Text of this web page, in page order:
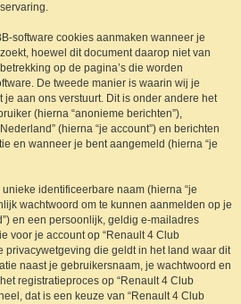
software cookies aanmaken wanneer je
hoewel dit document daarop niet van
op de pagina’s die worden
De tweede manier is waarin wij je
aan ons verstuurt. Dit is onder andere het
(hierna “anonieme berichten”),
(hierna “je account”) en berichten
en wanneer je bent aangemeld (hierna “je
identificeerbare naam (hierna “je
wachtwoord om te kunnen aanmelden op je
en een persoonlijk, geldig e-mailadres
voor je account op “Renault 4 Club
privacywetgeving die geldt in het land waar dit
naast je gebruikersnaam, je wachtwoord en
registratieproces op “Renault 4 Club
dat is een keuze van “Renault 4 Club